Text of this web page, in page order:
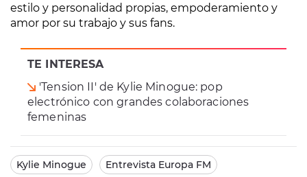
TE INTERESA
'Tension II' de Kylie Minogue: pop
electrónico con grandes colaboraciones
femeninas
estilo y personalidad propias, empoderamiento y
amor por su trabajo y sus fans.
Kylie Minogue Entrevista Europa FM